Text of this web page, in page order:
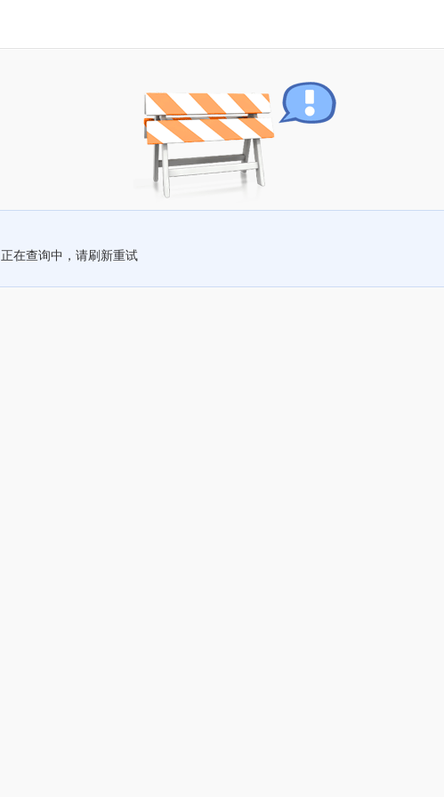
正在查询中，请刷新重试